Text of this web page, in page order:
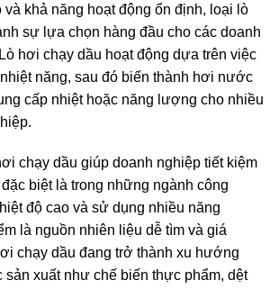
khả năng hoạt động ổn định, loại lò
sự lựa chọn hàng đầu cho các doanh
hơi chạy dầu hoạt động dựa trên việc
năng, sau đó biến thành hơi nước
cấp nhiệt hoặc năng lượng cho nhiều
chạy dầu giúp doanh nghiệp tiết kiệm
biệt là trong những ngành công
độ cao và sử dụng nhiều năng
là nguồn nhiên liệu dễ tìm và giá
chạy dầu đang trở thành xu hướng
sản xuất như chế biến thực phẩm, dệt